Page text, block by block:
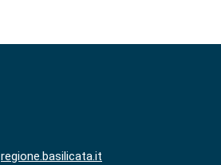
regione.basilicata.it